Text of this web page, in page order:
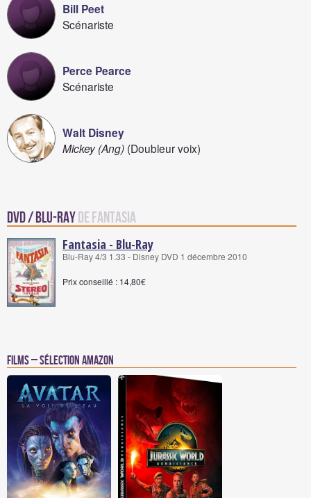
Bill Peet
Scénariste
Perce Pearce
Scénariste
Walt Disney
Mickey (Ang) (Doubleur voix)
DVD / Blu-Rayde Fantasia
Fantasia - Blu-Ray
Blu-Ray 4/3 1.33 - Disney DVD 1 décembre 2010
Prix conseillé : 14,80€
Films – Sélection Amazon